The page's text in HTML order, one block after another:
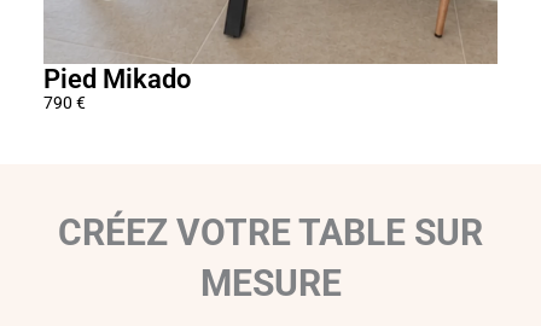
Pied Mikado
790 €
CRÉEZ VOTRE TABLE SUR
MESURE